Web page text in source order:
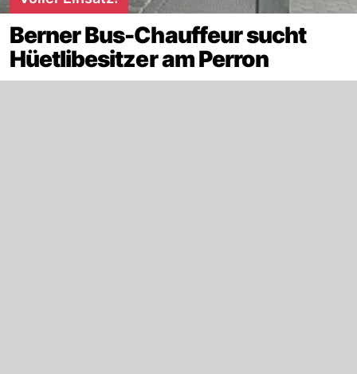
Berner Bus-Chauffeur sucht
Hüetlibesitzer am Perron